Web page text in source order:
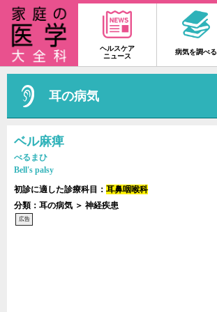
ヘルスケア
ニュース
病気を調べる
耳の病気
ベル麻痺
べるまひ
Bell's palsy
初診に適した診療科目： 耳鼻咽喉科
分類：耳の病気 ＞ 神経疾患
広告